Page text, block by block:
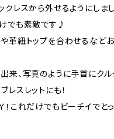
クレスから外せるようにしま
でも素敵です♪
革紐トップを合わせるなど
来、写真のように手首にクル
レスレットにも！
！これだけでもビーチイでと